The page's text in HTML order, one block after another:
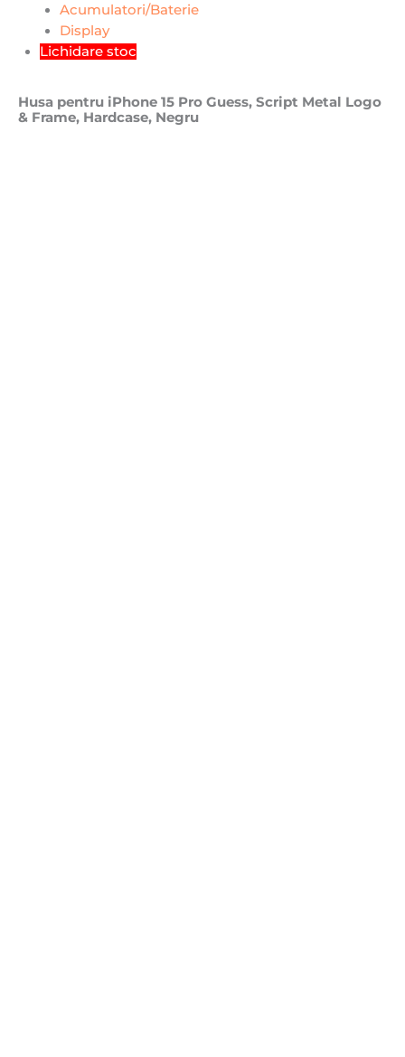
Acumulatori/Baterie
Display
Lichidare stoc
Husa pentru iPhone 15 Pro Guess, Script Metal Logo
& Frame, Hardcase, Negru